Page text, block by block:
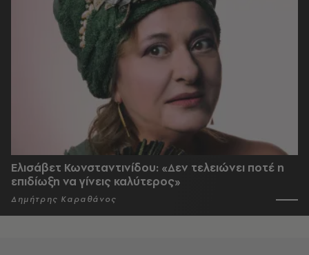
Ελισάβετ Κωνσταντινίδου: «Δεν τελειώνει ποτέ η
επιδίωξη να γίνεις καλύτερος»
Δημήτρης Καραθάνος